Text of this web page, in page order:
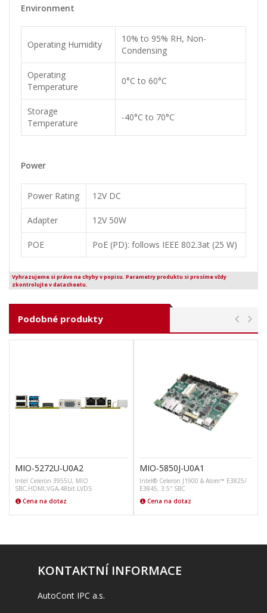
Environment
Operating Humidity
10% to 95% RH, Non-
Condensing
Operating
Temperature
0°C to 60°C
Storage
Temperature
-40°C to 70°C
Power
Power Rating 12V DC
Adapter 12V 50W
POE PoE (PD): follows IEEE 802.3at (25 W)
Vyhrazujeme si právo na chyby v popisu. Parametry produktu si prosíme vždy
zkontrolujte v datasheetu.
Podobné produkty
MIO-5272U-U0A2
Intel Celeron 3955U, MIO
SBC,HDMI,VGA,48bit LVDS
Cena na dotaz
MIO-5850J-U0A1
Intel® Celeron J1900 & Atom™ E3825/
E3845, 3.5″ SBC
Cena na dotaz
KONTAKTNÍ INFORMACE
AutoCont IPC a.s.